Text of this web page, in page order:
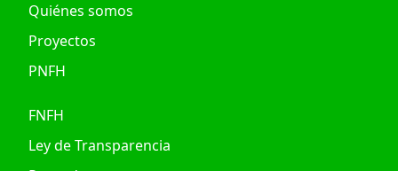
Quiénes somos
Proyectos
PNFH
FNFH
Ley de Transparencia